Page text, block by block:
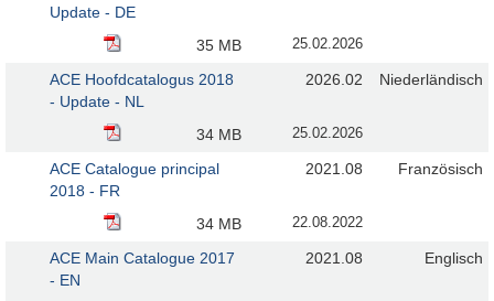
Update - DE
35 MB 25.02.2026
ACE Hoofdcatalogus 2018
- Update - NL
2026.02 Niederländisch
34 MB 25.02.2026
ACE Catalogue principal
2018 - FR
2021.08 Französisch
34 MB 22.08.2022
ACE Main Catalogue 2017
- EN
2021.08 Englisch